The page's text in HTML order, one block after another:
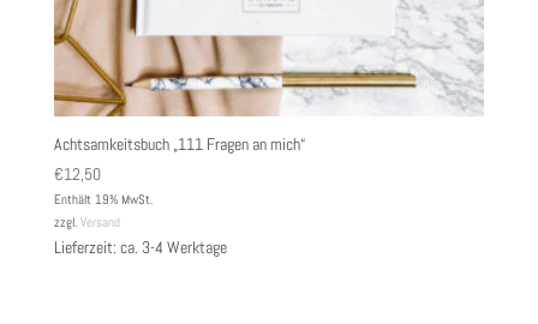
Achtsamkeitsbuch „111 Fragen an mich“
€12,50
Enthält 19% MwSt.
zzgl. Versand
Lieferzeit: ca. 3-4 Werktage